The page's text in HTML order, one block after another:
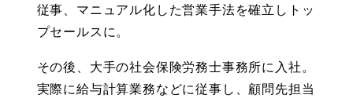
従事、マニュアル化した営業手法を確立しトッ
プセールスに。
その後、大手の社会保険労務士事務所に入社。
実際に給与計算業務などに従事し、顧問先担当